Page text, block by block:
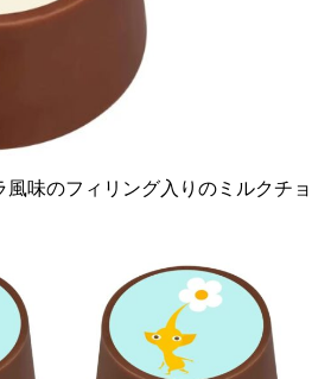
味のフィリング入りのミルクチョ